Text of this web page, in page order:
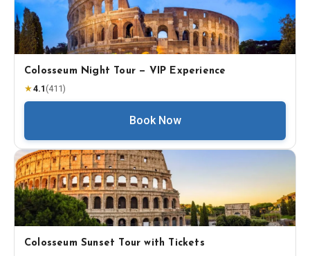
Colosseum Night Tour — VIP Experience
★4.1 (411)
Book Now
Colosseum Sunset Tour with Tickets